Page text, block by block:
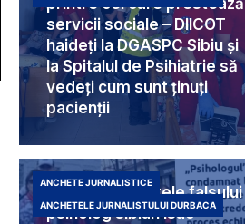
printre cei care prestează
servicii sociale – DIICOT
haideți la DGASPC Sibiu și
la Spitalul de Psihiatrie să
vedeți cum sunt ținuți
pacienții
Umbra din spatele falsului
psiholog sibian Isac
ANCHETE JURNALISTICE
ANCHETELE JURNALISTULUI DURBACA